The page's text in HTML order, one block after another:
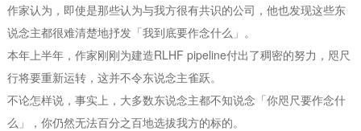
作家认为，即使是那些认为与我方很有共识的公司，他也发现这些东
说念主都很难清楚地抒发「我到底要作念什么」。
本年上半年，作家刚刚为建造RLHF pipeline付出了稠密的努力，咫尺
行将要重新运转，这并不令东说念主雀跃。
不论怎样说，事实上，大多数东说念主都不知说念「你咫尺要作念什
么」，你仍然无法百分之百地选拔我方的标的。